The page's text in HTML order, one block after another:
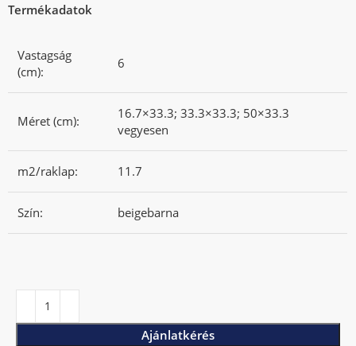
Termékadatok
Vastagság
(cm):
6
Méret (cm):
16.7×33.3; 33.3×33.3; 50×33.3
vegyesen
m2/raklap: 11.7
Szín: beigebarna
Ajánlatkérés